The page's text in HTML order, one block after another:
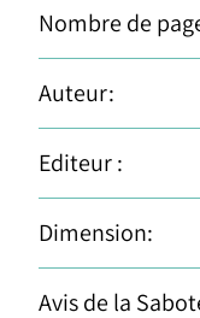
son âne. Chaque
d'analyser une
pour repérer ce qui
alimentaires ou
exercices simples.
Nombre de
Auteur:
appliquée et
scientifique sur le
déplace dans toute
Editeur :
Dimension:
Avis de la